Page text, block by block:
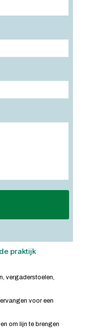
praktijk
vergaderstoelen,
voor een
om lijn te brengen